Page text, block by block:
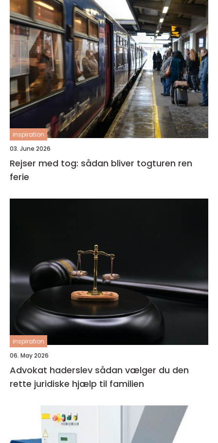
inspiration
03. June 2026
Rejser med tog: sådan bliver togturen ren
ferie
inspiration
06. May 2026
Advokat haderslev sådan vælger du den
rette juridiske hjælp til familien